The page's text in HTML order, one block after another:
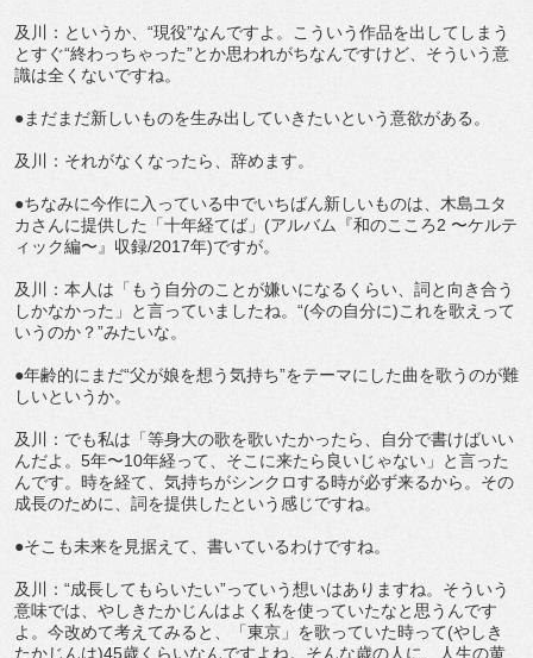
及川：というか、“現役”なんですよ。こういう作品を出してしまう
とすぐ“終わっちゃった”とか思われがちなんですけど、そういう意
識は全くないですね。
●まだまだ新しいものを生み出していきたいという意欲がある。
及川：それがなくなったら、辞めます。
●ちなみに今作に入っている中でいちばん新しいものは、木島ユタ
カさんに提供した「十年経てば」(アルバム『和のこころ2 〜ケルテ
ィック編〜』収録/2017年)ですが。
及川：本人は「もう自分のことが嫌いになるくらい、詞と向き合う
しかなかった」と言っていましたね。“(今の自分に)これを歌えって
いうのか？”みたいな。
●年齢的にまだ“父が娘を想う気持ち”をテーマにした曲を歌うのが難
しいというか。
及川：でも私は「等身大の歌を歌いたかったら、自分で書けばいい
んだよ。5年〜10年経って、そこに来たら良いじゃない」と言った
んです。時を経て、気持ちがシンクロする時が必ず来るから。その
成長のために、詞を提供したという感じですね。
●そこも未来を見据えて、書いているわけですね。
及川：“成長してもらいたい”っていう想いはありますね。そういう
意味では、やしきたかじんはよく私を使っていたなと思うんです
よ。今改めて考えてみると、「東京」を歌っていた時って(やしき
たかじんは)45歳くらいなんですよね。そんな歳の人に、人生の黄